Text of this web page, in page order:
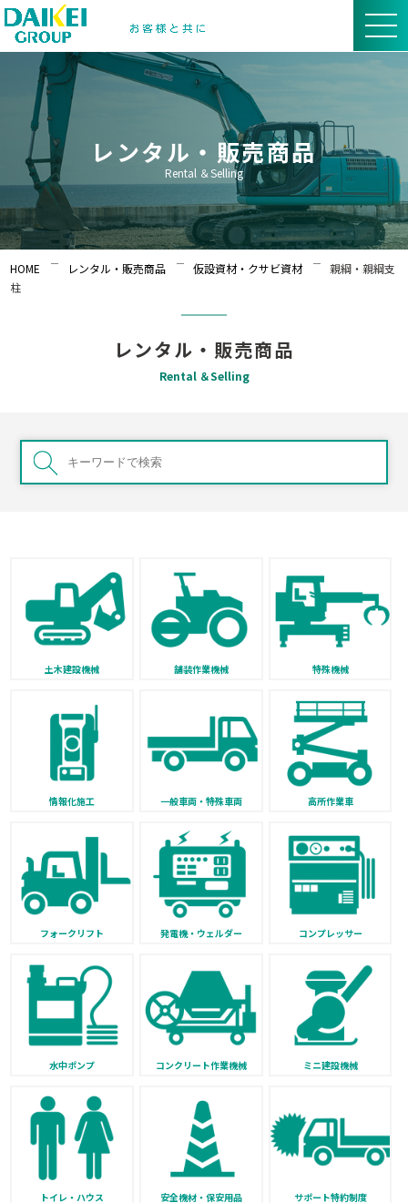
レンタル・販売商品
Rental ＆Selling
HOME レンタル・販売商品 仮設資材・クサビ資材
親綱・親綱支
柱
レンタル・販売商品
Rental ＆Selling
土木建設機械 舗装作業機械 特殊機械
情報化施工 一般車両・特殊車両 高所作業車
フォークリフト 発電機・ウェルダー コンプレッサー
水中ポンプ コンクリート作業機械 ミニ建設機械
トイレ・ハウス 安全機材・保安用品 サポート特約制度